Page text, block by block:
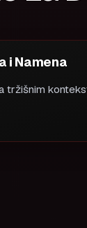
i Namena
tržišnim